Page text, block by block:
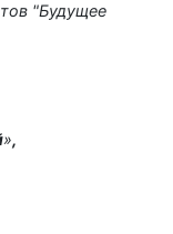
"Будущее
»,